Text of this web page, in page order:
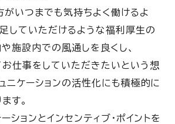
いつまでも気持ちよく働けるよ
していただけるような福利厚生の
施設内での風通しを良くし、
お仕事をしていただきたいという想
ニケーションの活性化にも積極的に
す。
ーションとインセンティブ・ポイントを